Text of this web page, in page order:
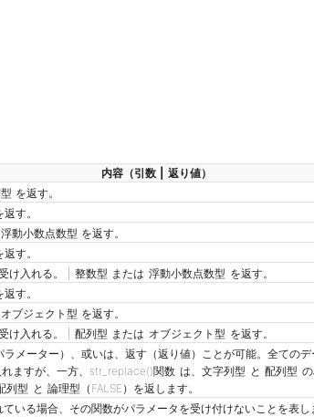
内容（引数 | 返り値）
を返す。
す。
動小数点数型 を返す。
す。
け入れる。 | 整数型 または 浮動小数点数型 を返す。
す。
ブジェクト型 を返す。
け入れる。 | 配列型 または オブジェクト型 を返す。
メーター）、或いは、返す（返り値）ことが可能。全ての
ますが、一方、str_replace()関数 は、文字列型 と 配列型
型 と 論理型（FALSE）を返します。
いる場合、その関数がパラメータを受け付けないことを表